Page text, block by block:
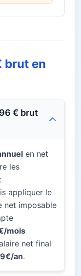
brut en
en net
les
appliquer le
net imposable
mois
net final
an.